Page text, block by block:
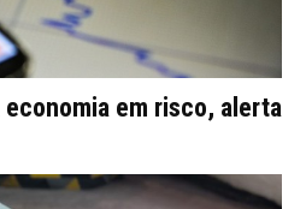
economia em risco, alerta